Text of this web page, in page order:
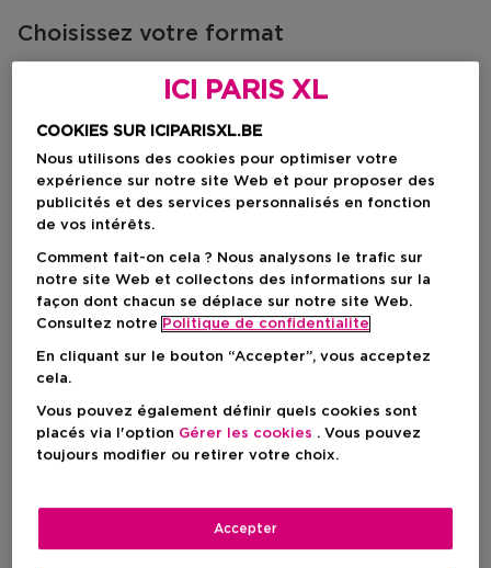
Choisissez votre format
50 ML
Prix promotionnel
81,60 €
102,00 €
100 ML
Prix promotionnel
128,80 €
161,00 €
Prix promotionnel
81,60 €
-20% Prix de vente conseillé102,00 €
AJOUTER AU PANIER
Livraison à domicile
En stock
Retrait dans un magasin près de chez vous.
ICI PARIS XL
COOKIES SUR ICIPARISXL.BE
Nous utilisons des cookies pour optimiser votre
expérience sur notre site Web et pour proposer des
publicités et des services personnalisés en fonction
de vos intérêts.
Comment fait-on cela ? Nous analysons le trafic sur
notre site Web et collectons des informations sur la
façon dont chacun se déplace sur notre site Web.
Consultez notre Politique de confidentialite
En cliquant sur le bouton “Accepter”, vous acceptez
cela.
Vous pouvez également définir quels cookies sont
placés via l'option Gérer les cookies . Vous pouvez
toujours modifier ou retirer votre choix.
Accepter